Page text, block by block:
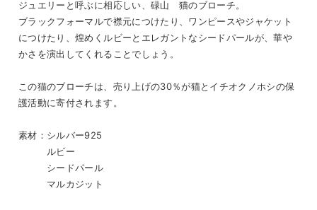
ジュエリーと呼ぶに相応しい、碌山 猫のブローチ。
ブラックフォーマルで襟元につけたり、ワンピースやジャケット
につけたり、煌めくルビーとエレガントなシードパールが、華や
かさを演出してくれることでしょう。
この猫のブローチは、売り上げの30％が猫とイチオクノホシの保
護活動に寄付されます。
素材：シルバー925
ルビー
シードパール
マルカジット